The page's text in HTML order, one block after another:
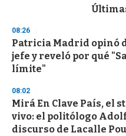
d
s
o
f
3
s
e
c
o
n
08:26
Patricia Madrid opinó
jefe y reveló por qué
límite"
08:02
Mirá En Clave País, el
vivo: el politólogo
discurso de Lacalle Pou